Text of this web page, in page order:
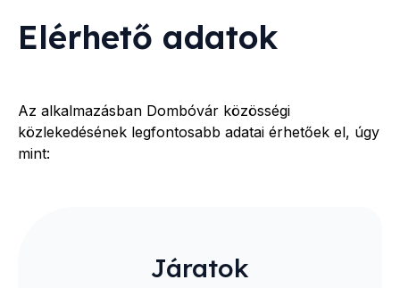
Elérhető adatok
Az alkalmazásban Dombóvár közösségi
közlekedésének legfontosabb adatai érhetőek el, úgy
mint:
Járatok